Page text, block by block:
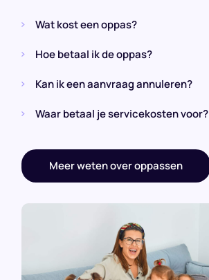
Wat kost een oppas?
Hoe betaal ik de oppas?
Kan ik een aanvraag annuleren?
Waar betaal je servicekosten voor?
Meer weten over oppassen